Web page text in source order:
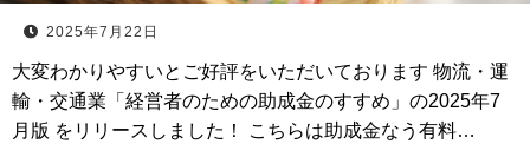
2025年7月22日
大変わかりやすいとご好評をいただいております 物流・運
輸・交通業「経営者のための助成金のすすめ」の2025年7
月版 をリリースしました！ こちらは助成金なう有料…